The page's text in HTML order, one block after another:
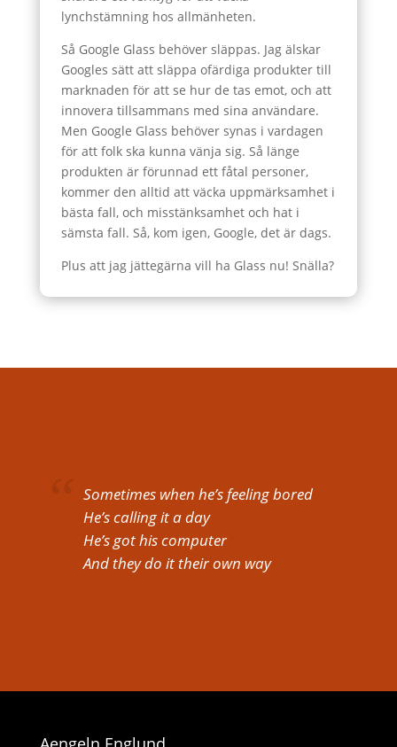
lynchstämning hos allmänheten.
Så Google Glass behöver släppas. Jag älskar
Googles sätt att släppa ofärdiga produkter till
marknaden för att se hur de tas emot, och att
innovera tillsammans med sina användare.
Men Google Glass behöver synas i vardagen
för att folk ska kunna vänja sig. Så länge
produkten är förunnad ett fåtal personer,
kommer den alltid att väcka uppmärksamhet i
bästa fall, och misstänksamhet och hat i
sämsta fall. Så, kom igen, Google, det är dags.
Plus att jag jättegärna vill ha Glass nu! Snälla?
Sometimes when he’s feeling bored
He’s calling it a day
He’s got his computer
And they do it their own way